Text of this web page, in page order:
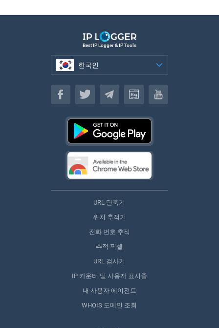
Best IP Logger & IP Tools
한국인
한국인
URL 단축기
위치 추적기
전화 번호 추적
추적 픽셀
URL 검사기
IP 카운터 및 사용자 표시줄
내 사용자 에이전트
WHOIS 도메인 조회